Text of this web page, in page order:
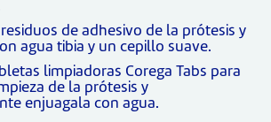
de adhesivo de la prótesis y
agua tibia y un cepillo suave.
limpiadoras Corega Tabs para
de la prótesis y
enjuagala con agua.